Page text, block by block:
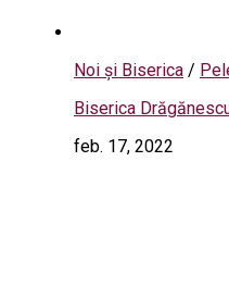
Noi și Biserica /
Biserica
feb. 17, 2022